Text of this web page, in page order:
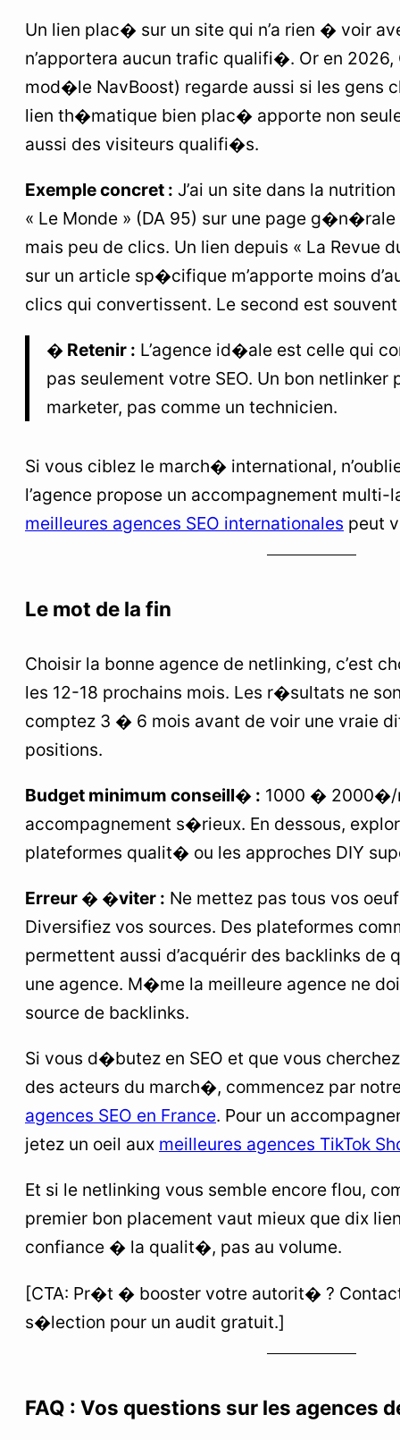
Un lien plac� sur un site qui n’a rien � voir
n’apportera aucun trafic qualifi�. Or en 2026,
mod�le NavBoost) regarde aussi si les gens
lien th�matique bien plac� apporte non
aussi des visiteurs qualifi�s.
Exemple concret : J’ai un site dans la
« Le Monde » (DA 95) sur une page g�n�rale
mais peu de clics. Un lien depuis « La Revue
sur un article sp�cifique m’apporte moins
clics qui convertissent. Le second est
� Retenir : L’agence id�ale est celle qui
pas seulement votre SEO. Un bon netlinker
marketer, pas comme un technicien.
Si vous ciblez le march� international,
l’agence propose un accompagnement
meilleures agences SEO internationales peut
Le mot de la fin
Choisir la bonne agence de netlinking, c’est
les 12-18 prochains mois. Les r�sultats ne
comptez 3 � 6 mois avant de voir une vraie
positions.
Budget minimum conseill� : 1000 � 2000�/
accompagnement s�rieux. En dessous,
plateformes qualit� ou les approches DIY
Erreur � �viter : Ne mettez pas tous vos
Diversifiez vos sources. Des plateformes
permettent aussi d’acquérir des backlinks de
une agence. M�me la meilleure agence ne
source de backlinks.
Si vous d�butez en SEO et que vous
des acteurs du march�, commencez par
agences SEO en France. Pour un
jetez un oeil aux meilleures agences TikTok
Et si le netlinking vous semble encore flou,
premier bon placement vaut mieux que dix
confiance � la qualit�, pas au volume.
[CTA: Pr�t � booster votre autorit� ?
s�lection pour un audit gratuit.]
FAQ : Vos questions sur les agences